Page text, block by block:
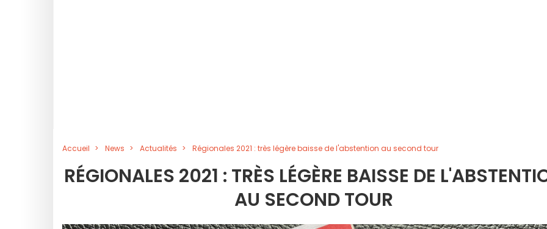
Accueil News Actualités Régionales 2021 : très légère baisse de l'abstention au second tour
RÉGIONALES 2021 : TRÈS LÉGÈRE BAISSE DE
AU SECOND TOUR